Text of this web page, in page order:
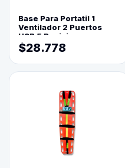
Base Para Portatil 1
Ventilador 2 Puertos
USB 5 Posiciones
$28.778